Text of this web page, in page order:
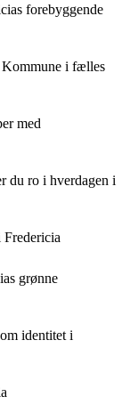
forebyggende
Kommune i fælles
med
du ro i hverdagen i
grønne
identitet i